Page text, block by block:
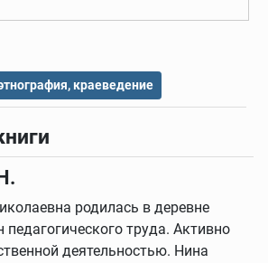
краеведение
родилась в деревне
педагогического труда. Активно
деятельностью. Нина